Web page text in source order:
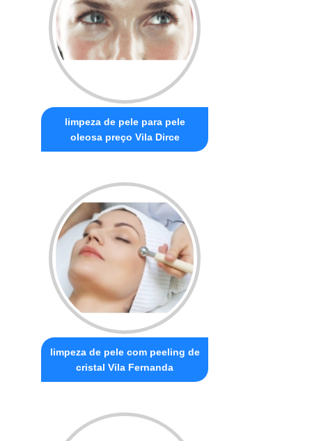
limpeza de pele para pele
oleosa preço Vila Dirce
limpeza de pele com peeling de
cristal Vila Fernanda